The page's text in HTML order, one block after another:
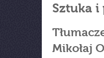
Sztuka
Mikołaj